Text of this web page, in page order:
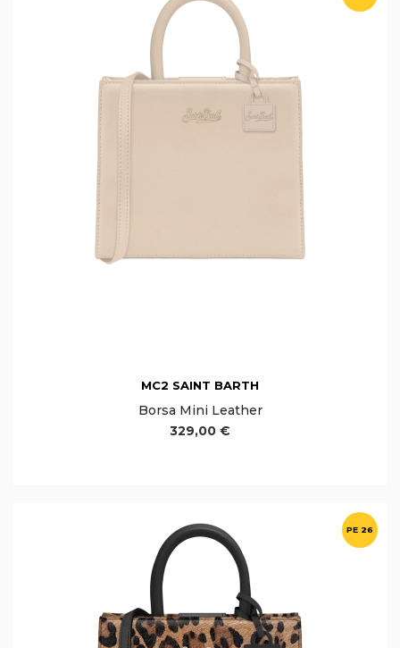
MC2 SAINT BARTH
Borsa Mini Leather
329,00 €
PE 26